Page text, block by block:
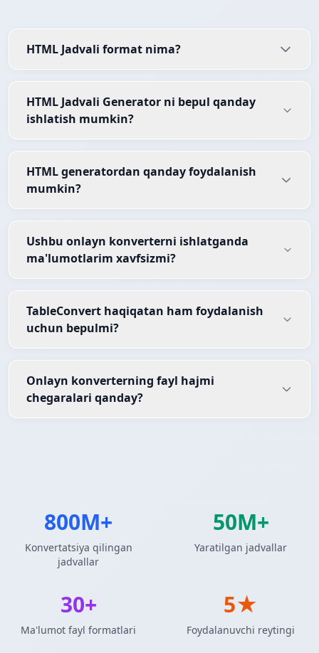
HTML Jadvali format nima?
HTML Jadvali Generator ni bepul qanday
ishlatish mumkin?
HTML generatordan qanday foydalanish
mumkin?
Ushbu onlayn konverterni ishlatganda
ma'lumotlarim xavfsizmi?
TableConvert haqiqatan ham foydalanish
uchun bepulmi?
Onlayn konverterning fayl hajmi
chegaralari qanday?
800M+
Konvertatsiya qilingan
jadvallar
50M+
Yaratilgan jadvallar
30+
Ma'lumot fayl formatlari
5★
Foydalanuvchi reytingi